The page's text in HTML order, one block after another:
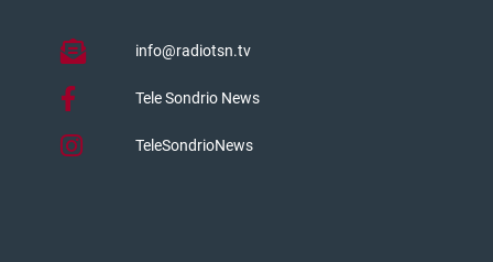
info@radiotsn.tv
Tele Sondrio News
TeleSondrioNews